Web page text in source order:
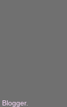
Blogger.